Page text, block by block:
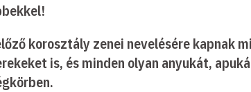
korosztály zenei nevelésére kapnak
is, és minden olyan anyukát,